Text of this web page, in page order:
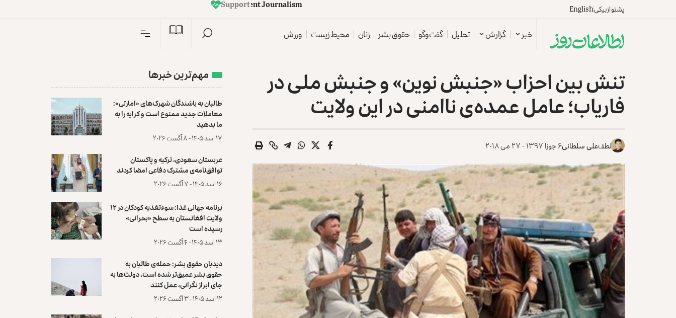
پشتوازبیکیEnglish
m
s
i
l
a
n
r
u
o
J
t
n
e
d
n
e
p
e
d
n
I Support
خبر گزارش تحلیل گفت‌وگو حقوق بشر زنان محیط زیست ورزش
تنش بین احزاب «جنبش نوین» و جنبش ملی در
فاریاب؛ عامل عمده‌ی ناامنی در این ولایت
لطف‌علی سلطانی۶ جوزا ۱۳۹۷ - ۲۷ می ۲۰۱۸
مهم‌ترین خبرها
طالبان به باشندگان شهرک‌های «امارتی»:
معاملات جدید ممنوع است و کرایه را به
ما بدهید
۱۷ اسد ۱۴۰۵ - ۸ آگست ۲۰۲۶
عربستان سعودی، ترکیه و پاکستان
توافق‌نامه‌ی مشترک دفاعی امضا کردند
۱۶ اسد ۱۴۰۵ - ۷ آگست ۲۰۲۶
برنامه جهانی غذا: سوءتغذیه کودکان در ۱۲
ولایت افغانستان به سطح «بحرانی»
رسیده است
۱۳ اسد ۱۴۰۵ - ۴ آگست ۲۰۲۶
دیدبان حقوق بشر: حمله‌ی طالبان به
حقوق بشر عمیق‌تر شده است، دولت‌ها به
جای ابراز نگرانی، عمل کنند
۱۲ اسد ۱۴۰۵ - ۳ آگست ۲۰۲۶